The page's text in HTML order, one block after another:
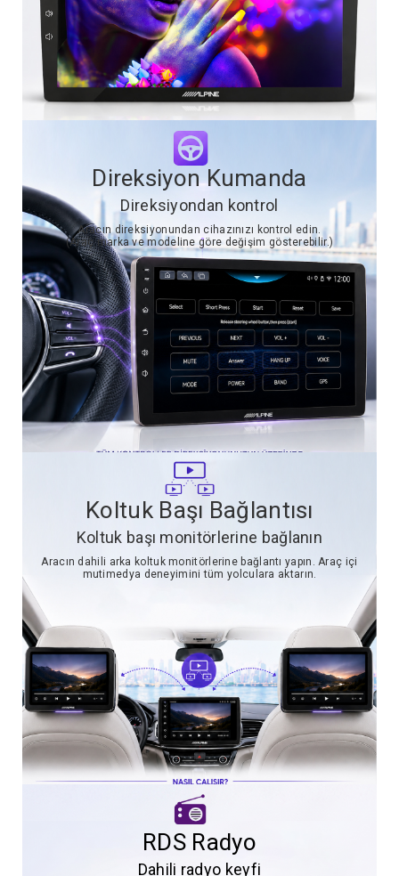
Direksiyon Kumanda
Direksiyondan kontrol
Aracın direksiyonundan cihazınızı kontrol edin.
(Araç marka ve modeline göre değişim gösterebilir.)
Koltuk Başı Bağlantısı
Koltuk başı monitörlerine bağlanın
Aracın dahili arka koltuk monitörlerine bağlantı yapın. Araç içi
mutimedya deneyimini tüm yolculara aktarın.
RDS Radyo
Dahili radyo keyfi